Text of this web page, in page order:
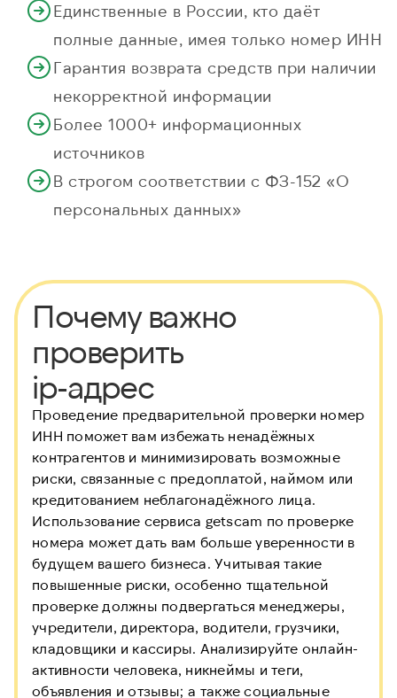
Единственные в России, кто даёт
полные данные, имея только номер ИНН
Гарантия возврата средств при наличии
некорректной информации
Более 1000+ информационных
источников
В строгом соответствии с ФЗ-152 «О
персональных данных»
Почему важно
проверить
ip-адрес
Проведение предварительной проверки номер
ИНН поможет вам избежать ненадёжных
контрагентов и минимизировать возможные
риски, связанные с предоплатой, наймом или
кредитованием неблагонадёжного лица.
Использование сервиса getscam по проверке
номера может дать вам больше уверенности в
будущем вашего бизнеса. Учитывая такие
повышенные риски, особенно тщательной
проверке должны подвергаться менеджеры,
учредители, директора, водители, грузчики,
кладовщики и кассиры. Анализируйте онлайн-
активности человека, никнеймы и теги,
объявления и отзывы; а также социальные